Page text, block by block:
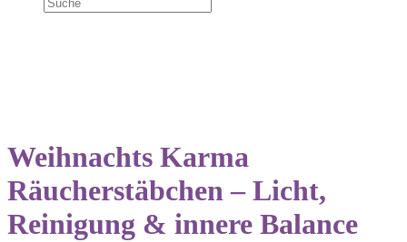
Weihnachts Karma
Räucherstäbchen – Licht,
Reinigung & innere Balance